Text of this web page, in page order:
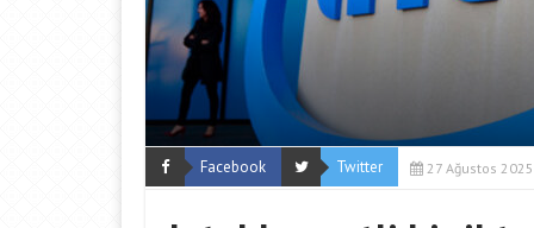
Facebook Twitter 27 Ağustos 2025